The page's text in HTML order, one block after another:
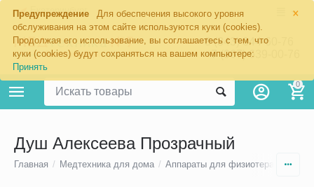
×
Предупреждение
Для обеспечения высокого уровня
обслуживания на этом сайте используются куки (cookies).
Продолжая его использование, вы соглашаетесь с тем, что
куки (cookies) будут сохраняться на вашем компьютере:
Принять
Екатеринбург
8 (343) 344-60-76
+7 (967) 639-00-76
0
Душ Алексеева Прозрачный
Главная / Медтехника для дома / Аппараты для физиотерапии